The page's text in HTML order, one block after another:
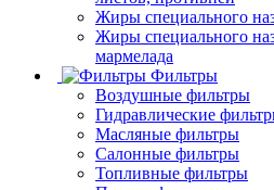
Жиры специального
Жиры специального
мармелада
Фильтры
Воздушные фильтры
Гидравлические
Масляные фильтры
Салонные фильтры
Топливные фильтры